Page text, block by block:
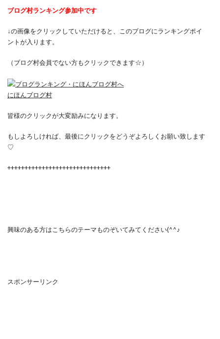
ブログ村ランキング参加中です
↓の画像をクリックしていただけると、このブログにランキングポイ
ントが入ります。
（ブログ村会員でない方もクリックできます☆）
にほんブログ村
皆様のクリックが大変励みになります。
もしよろしければ、最後にクリックをどうぞよろしくお願い致します
♡
++++++++++++++++++++++++++++++
興味のある方はこちらのテーマものぞいてみてください(^^♪
スポンサーリンク